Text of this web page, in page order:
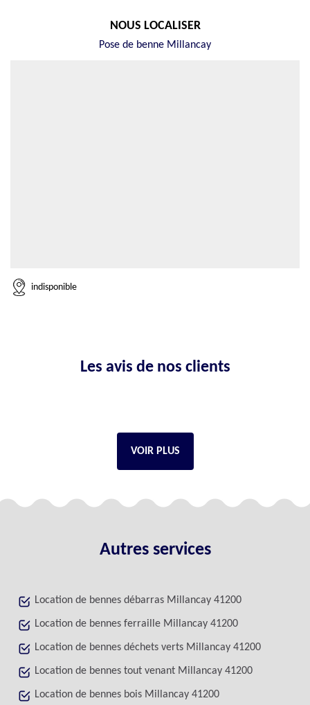
NOUS LOCALISER
Pose de benne Millancay
indisponible
Les avis de nos clients
VOIR PLUS
Autres services
Location de bennes débarras Millancay 41200
Location de bennes ferraille Millancay 41200
Location de bennes déchets verts Millancay 41200
Location de bennes tout venant Millancay 41200
Location de bennes bois Millancay 41200